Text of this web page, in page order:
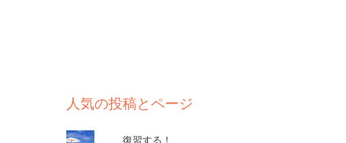
人気の投稿とページ
復習する！